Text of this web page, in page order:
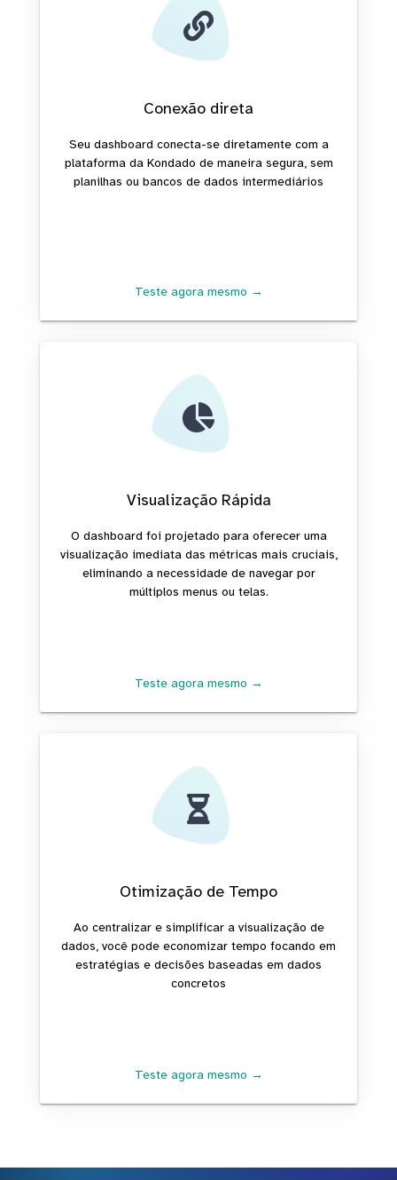
Conexão direta
Seu dashboard conecta-se diretamente com a
plataforma da Kondado de maneira segura, sem
planilhas ou bancos de dados intermediários
Teste agora mesmo →
Visualização Rápida
O dashboard foi projetado para oferecer uma
visualização imediata das métricas mais cruciais,
eliminando a necessidade de navegar por
múltiplos menus ou telas.
Teste agora mesmo →
Otimização de Tempo
Ao centralizar e simplificar a visualização de
dados, você pode economizar tempo focando em
estratégias e decisões baseadas em dados
concretos
Teste agora mesmo →